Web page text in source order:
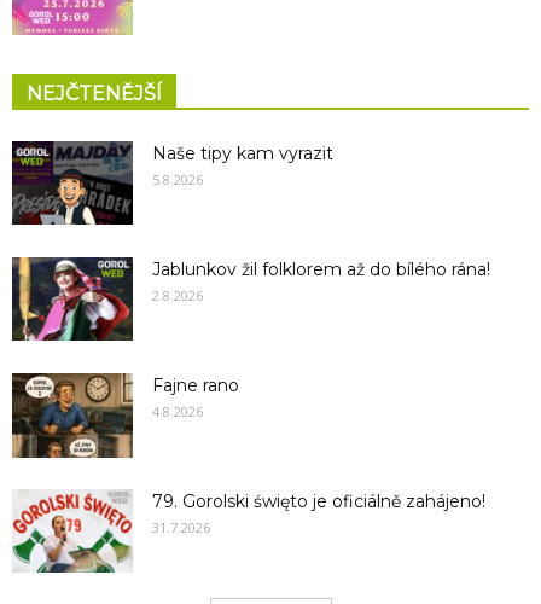
NEJČTENĚJŠÍ
Naše tipy kam vyrazit
5.8.2026
Jablunkov žil folklorem až do bílého rána!
2.8.2026
Fajne rano
4.8.2026
79. Gorolski święto je oficiálně zahájeno!
31.7.2026